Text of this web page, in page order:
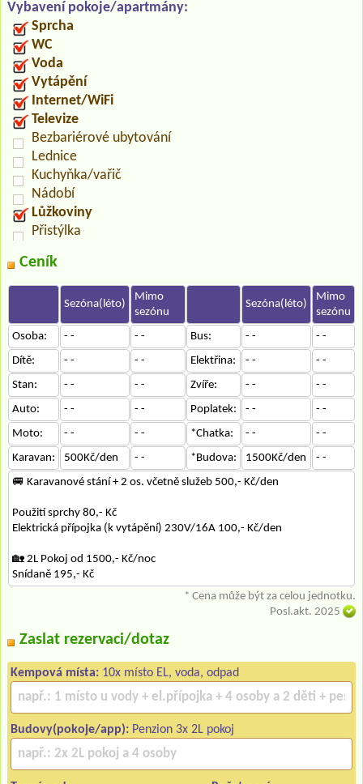
Vybavení pokoje/apartmány:
Sprcha
WC
Voda
Vytápění
Internet/WiFi
Televize
Bezbariérové ubytování
Lednice
Kuchyňka/vařič
Nádobí
Lůžkoviny
Přistýlka
Ceník
Sezóna(léto)
Mimo
sezónu
Sezóna(léto)
Mimo
sezónu
Osoba:
- - - - Bus: - -
- -
Dítě:
- - - - Elektřina: - -
- -
Stan:
- - - - Zvíře: - -
- -
Auto:
- - - - Poplatek: - -
- -
Moto:
- - - - *Chatka: - -
- -
Karavan:
500Kč/den - - *Budova: 1500Kč/den
- -
🚐 Karavanové stání + 2 os. včetně služeb 500,- Kč/den
Použití sprchy 80,- Kč
Elektrická přípojka (k vytápění) 230V/16A 100,- Kč/den
🏡 2L Pokoj od 1500,- Kč/noc
Snídaně 195,- Kč
* Cena může být za celou jednotku.
Posl.akt. 2025
Zaslat rezervaci/dotaz
Kempová místa: 10x místo EL, voda, odpad
Budovy(pokoje/app): Penzion 3x 2L pokoj